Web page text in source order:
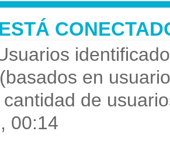
en
cantidad de
00:14